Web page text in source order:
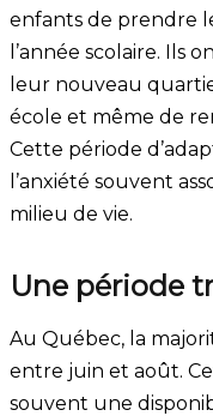
enfants de prendre
l’année scolaire. Ils
leur nouveau
école et même de
Cette période
l’anxiété souvent
milieu de vie.
Une période
Au Québec, la
entre juin et août.
souvent une